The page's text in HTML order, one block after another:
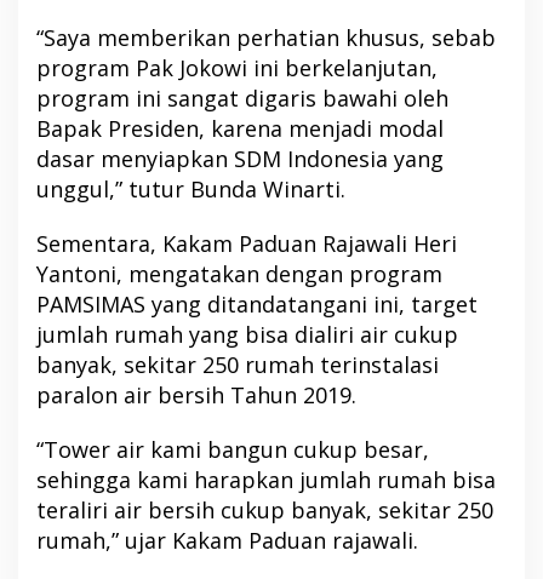
“Saya memberikan perhatian khusus, sebab
program Pak Jokowi ini berkelanjutan,
program ini sangat digaris bawahi oleh
Bapak Presiden, karena menjadi modal
dasar menyiapkan SDM Indonesia yang
unggul,” tutur Bunda Winarti.
Sementara, Kakam Paduan Rajawali Heri
Yantoni, mengatakan dengan program
PAMSIMAS yang ditandatangani ini, target
jumlah rumah yang bisa dialiri air cukup
banyak, sekitar 250 rumah terinstalasi
paralon air bersih Tahun 2019.
“Tower air kami bangun cukup besar,
sehingga kami harapkan jumlah rumah bisa
teraliri air bersih cukup banyak, sekitar 250
rumah,” ujar Kakam Paduan rajawali.